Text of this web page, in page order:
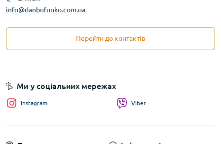
info@danbufunko.com.ua
Перейти до контактів
Ми у соціальних мережах
Instagram Viber